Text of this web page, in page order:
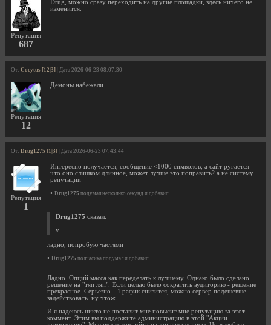
Репутация
687
Drug, можно сразу переходить на другие площадки, здесь ничего не
изменится.
От: Cocytus [12|3] | Дата 2026-06-23 08:07:30
Репутация
12
Демоны набежали
От: Drug1275 [1|3] | Дата 2026-06-23 07:43:44
Репутация
1
Интересно получается, сообщение <1000 символов, а сайт ругается
что оно слишком длинное, может лучше это поправить? а не систему
репутации
• Drug1275 подумал несколько секунд и добавил:
Drug1275 сказал:
у
ладно, попробую частями
• Drug1275 полчасика подумал и добавил:
Ладно. Опций масса как переделать к лучшему. Однако было сделано
решение на "тяп ляп". Если целью было сократить аудиторию - решение
прекрасное. Серьезно... Трафик снизится, можно сервер подешевше
задействовать. ну чтож...
И я надеюсь никто не поставит мне повысит мне репутацию за этот
коммент. Этим вы поддержите администрацию в этой "Акции